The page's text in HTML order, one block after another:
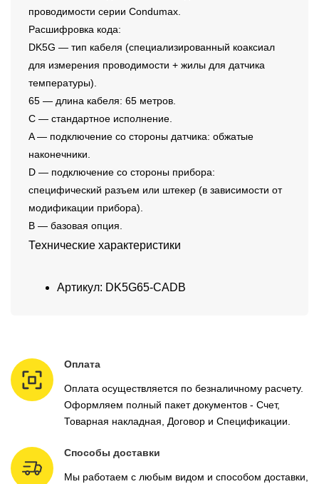
проводимости серии Condumax.
Расшифровка кода:
DK5G — тип кабеля (специализированный коаксиал
для измерения проводимости + жилы для датчика
температуры).
65 — длина кабеля: 65 метров.
C — стандартное исполнение.
A — подключение со стороны датчика: обжатые
наконечники.
D — подключение со стороны прибора:
специфический разъем или штекер (в зависимости от
модификации прибора).
B — базовая опция.
Технические характеристики
Артикул: DK5G65-CADB
Оплата
Оплата осуществляется по безналичному расчету.
Оформляем полный пакет документов - Счет,
Товарная накладная, Договор и Спецификации.
Способы доставки
Мы работаем с любым видом и способом доставки,